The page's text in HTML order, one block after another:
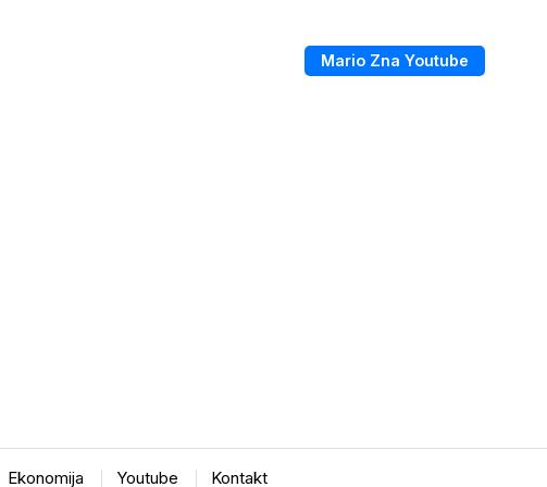
Mario Zna Youtube
Ekonomija Youtube Kontakt